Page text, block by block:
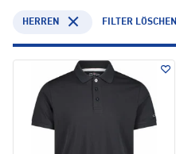
HERREN FILTER LÖSCHEN